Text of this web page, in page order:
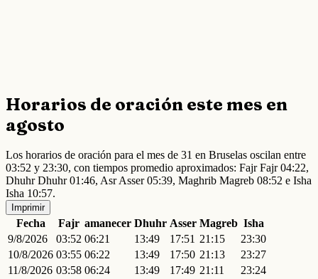
Horarios de oración este mes en
agosto
Los horarios de oración para el mes de 31 en Bruselas oscilan entre
03:52 y 23:30, con tiempos promedio aproximados: Fajr Fajr 04:22,
Dhuhr Dhuhr 01:46, Asr Asser 05:39, Maghrib Magreb 08:52 e Isha
Isha 10:57.
Imprimir
Fecha Fajr amanecer Dhuhr Asser Magreb Isha
9/8/2026
03:52 06:21 13:49 17:51 21:15
23:30
10/8/2026 03:55 06:22 13:49 17:50 21:13
23:27
11/8/2026 03:58 06:24 13:49 17:49 21:11
23:24